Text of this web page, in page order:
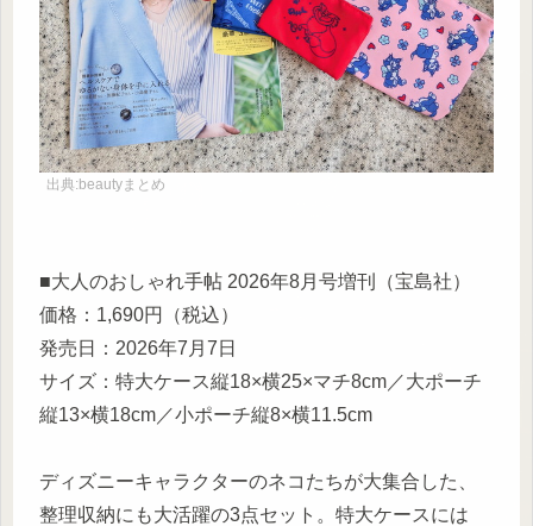
出典:beautyまとめ
■大人のおしゃれ手帖 2026年8月号増刊（宝島社）
価格：1,690円（税込）
発売日：2026年7月7日
サイズ：特大ケース縦18×横25×マチ8cm／大ポーチ
縦13×横18cm／小ポーチ縦8×横11.5cm
ディズニーキャラクターのネコたちが大集合した、
整理収納にも大活躍の3点セット。特大ケースには